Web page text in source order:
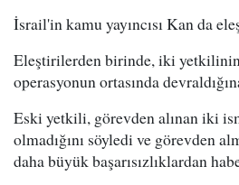
İsrail'in kamu yayıncısı Kan da
Eleştirilerden birinde, iki
operasyonun ortasında
Eski yetkili, görevden alınan iki
olmadığını söyledi ve görevden
daha büyük başarısızlıklardan